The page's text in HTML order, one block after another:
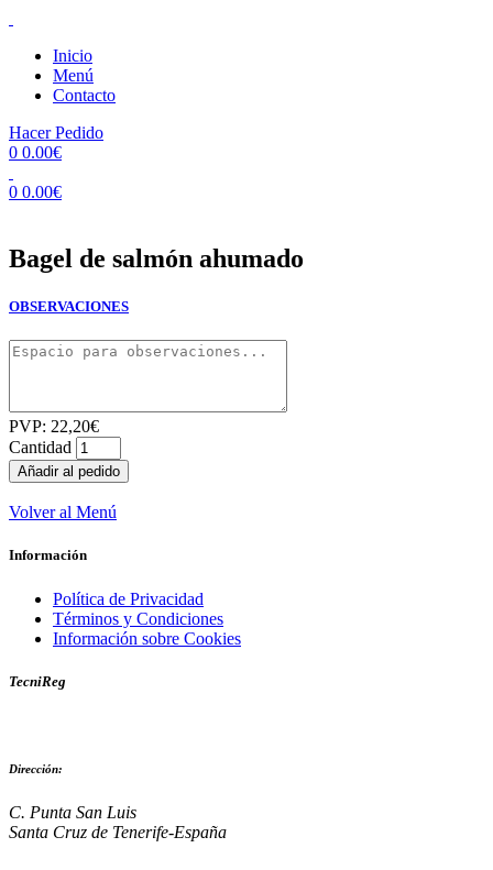
Inicio
Menú
Contacto
Hacer Pedido
0 0.00€
0 0.00€
Bagel de salmón ahumado
OBSERVACIONES
PVP: 22,20€
Cantidad
Volver al Menú
Información
Política de Privacidad
Términos y Condiciones
Información sobre Cookies
TecniReg
Dirección:
C. Punta San Luis
Santa Cruz de Tenerife-España